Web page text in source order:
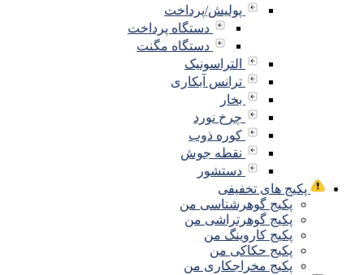
پولیش/پرداخت
دستگاه پرداخت
دستگاه مگنت
التراسونیک
ترانس آبکاری
بخار
چرخ نورد
کوره ذوب
نقطه جوش
دستشور
پکیج های تخفیفی
پکیج گوهرشناسی من
پکیج گوهرتراشی من
پکیج کاروینگ من
پکیج حکاکی من
پکیج مخراجکاری من